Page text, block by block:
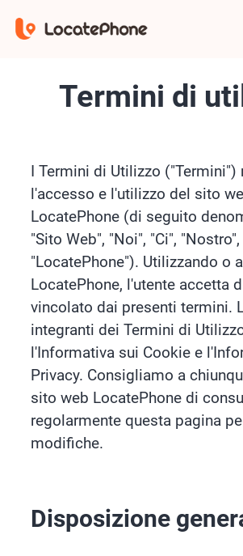
Termini di
I Termini di Utilizzo ("Termini")
l'accesso e l'utilizzo del sito
LocatePhone (di seguito
"Sito Web", "Noi", "Ci", "Nostro",
"LocatePhone"). Utilizzando o
LocatePhone, l'utente accetta
vincolato dai presenti termini.
integranti dei Termini di
l'Informativa sui Cookie e
Privacy. Consigliamo a
sito web LocatePhone di
regolarmente questa pagina
modifiche.
Disposizione